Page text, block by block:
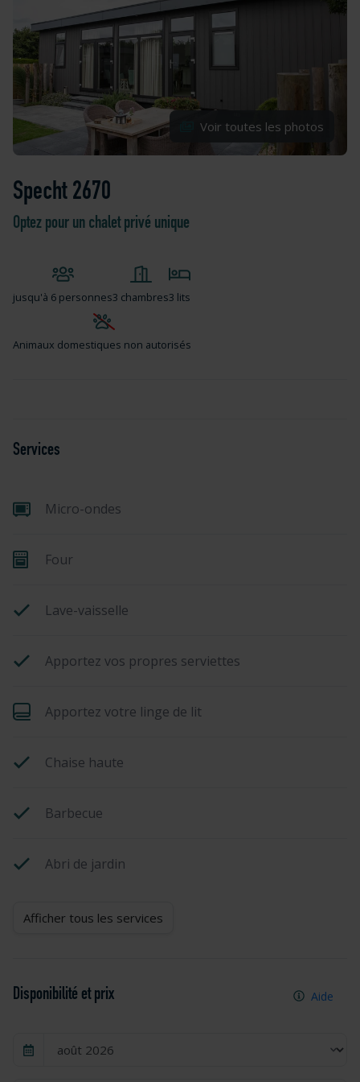
Voir toutes les photos
Specht 2670
Optez pour un chalet privé unique
jusqu'à 6 personnes3 chambres3 lits
Animaux domestiques non autorisés
Services
Micro-ondes
Four
Lave-vaisselle
Apportez vos propres serviettes
Apportez votre linge de lit
Chaise haute
Barbecue
Abri de jardin
Afficher tous les services
Disponibilité et prix Aide